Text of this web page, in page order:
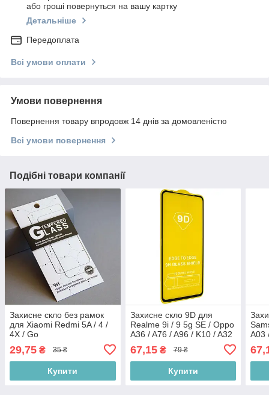
або гроші повернуться на вашу картку
Детальніше
Передоплата
Всі умови оплати
Умови повернення
Повернення товару впродовж 14 днів за домовленістю
Всі умови повернення
Подібні товари компанії
Захисне скло без рамок
для Xiaomi Redmi 5A / 4 /
4X / Go
29,75 ₴ 35 ₴
Купити
Захисне скло 9D для
Realme 9i / 9 5g SE / Oppo
A36 / A76 / A96 / K10 / A32
/ A33 / A53 / A53S / A54 /
A55 Black
67,15₴ 79 ₴
Купити
A03
5G